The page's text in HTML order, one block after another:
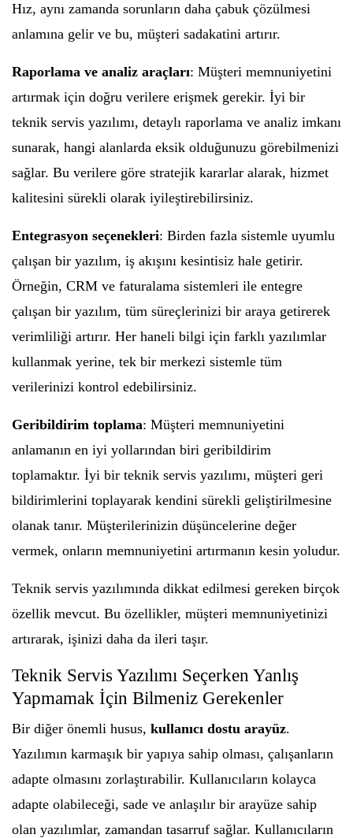
Hız, aynı zamanda sorunların daha çabuk çözülmesi
anlamına gelir ve bu, müşteri sadakatini artırır.
Raporlama ve analiz araçları: Müşteri memnuniyetini
artırmak için doğru verilere erişmek gerekir. İyi bir
teknik servis yazılımı, detaylı raporlama ve analiz imkanı
sunarak, hangi alanlarda eksik olduğunuzu görebilmenizi
sağlar. Bu verilere göre stratejik kararlar alarak, hizmet
kalitesini sürekli olarak iyileştirebilirsiniz.
Entegrasyon seçenekleri: Birden fazla sistemle uyumlu
çalışan bir yazılım, iş akışını kesintisiz hale getirir.
Örneğin, CRM ve faturalama sistemleri ile entegre
çalışan bir yazılım, tüm süreçlerinizi bir araya getirerek
verimliliği artırır. Her haneli bilgi için farklı yazılımlar
kullanmak yerine, tek bir merkezi sistemle tüm
verilerinizi kontrol edebilirsiniz.
Geribildirim toplama: Müşteri memnuniyetini
anlamanın en iyi yollarından biri geribildirim
toplamaktır. İyi bir teknik servis yazılımı, müşteri geri
bildirimlerini toplayarak kendini sürekli geliştirilmesine
olanak tanır. Müşterilerinizin düşüncelerine değer
vermek, onların memnuniyetini artırmanın kesin yoludur.
Teknik servis yazılımında dikkat edilmesi gereken birçok
özellik mevcut. Bu özellikler, müşteri memnuniyetinizi
artırarak, işinizi daha da ileri taşır.
Teknik Servis Yazılımı Seçerken Yanlış
Yapmamak İçin Bilmeniz Gerekenler
Bir diğer önemli husus, kullanıcı dostu arayüz.
Yazılımın karmaşık bir yapıya sahip olması, çalışanların
adapte olmasını zorlaştırabilir. Kullanıcıların kolayca
adapte olabileceği, sade ve anlaşılır bir arayüze sahip
olan yazılımlar, zamandan tasarruf sağlar. Kullanıcıların